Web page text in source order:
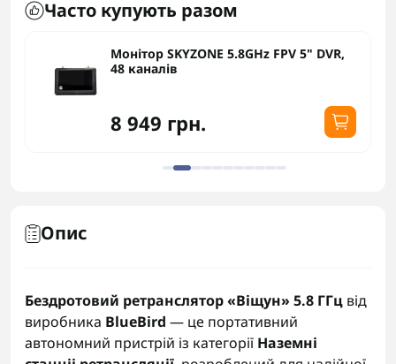
Часто купують разом
Монітор SKYZONE 5.8GHz FPV 5" DVR,
48 каналів
8 949 грн.
Опис
Бездротовий ретранслятор «Віщун» 5.8 ГГц від
виробника BlueBird — це портативний
автономний пристрій із категорії Наземні